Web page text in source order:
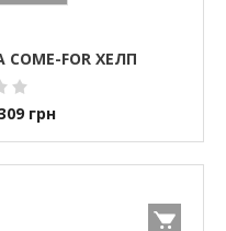
FOR ХЕЛП
грн